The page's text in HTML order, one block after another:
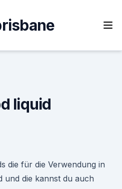
liquid
die für die Verwendung in
und die kannst du auch